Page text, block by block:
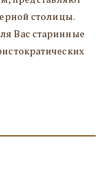
столицы.
Вас старинные